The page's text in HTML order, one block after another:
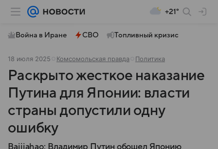
+21°
Война в Иране СВО Топливный кризис
18 июля 2025 Комсомольская правда Политика
Раскрыто жесткое наказание
Путина для Японии: власти
страны допустили одну
ошибку
Baijiahao: Владимир Путин обошел Японию